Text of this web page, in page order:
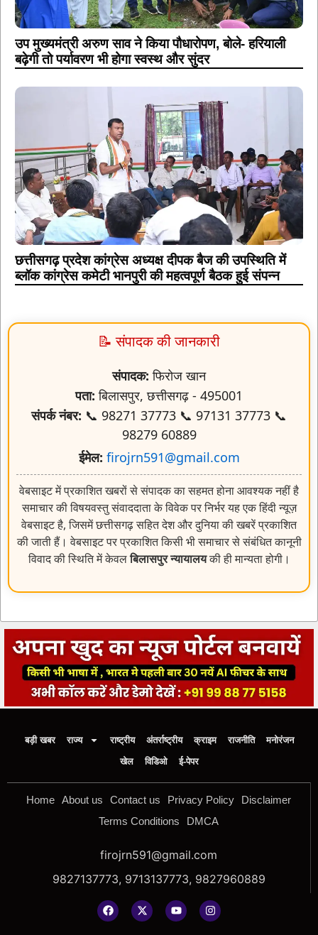
उप मुख्यमंत्री अरुण साव ने किया पौधारोपण, बोले- हरियाली
बढ़ेगी तो पर्यावरण भी होगा स्वस्थ और सुंदर
छत्तीसगढ़ प्रदेश कांग्रेस अध्यक्ष दीपक बैज की उपस्थिति में
ब्लॉक कांग्रेस कमेटी भानपुरी की महत्वपूर्ण बैठक हुई संपन्न
📝 संपादक की जानकारी
संपादक: फिरोज खान
पता: बिलासपुर, छत्तीसगढ़ - 495001
संपर्क नंबर: 📞 98271 37773 📞 97131 37773 📞
98279 60889
ईमेल: firojrn591@gmail.com
वेबसाइट में प्रकाशित खबरों से संपादक का सहमत होना आवश्यक नहीं है
समाचार की विषयवस्तु संवाददाता के विवेक पर निर्भर यह एक हिंदी न्यूज़
वेबसाइट है, जिसमें छत्तीसगढ़ सहित देश और दुनिया की खबरें प्रकाशित
की जाती हैं। वेबसाइट पर प्रकाशित किसी भी समाचार से संबंधित कानूनी
विवाद की स्थिति में केवलबिलासपुर न्यायालयकी ही मान्यता होगी।
बड़ी खबर राज्य राष्ट्रीय अंतर्राष्ट्रीय क्राइम राजनीति
मनोरंजन
खेल
विडिओ ई-पेपर
Home About us Contact us Privacy Policy
Disclaimer
Terms Conditions
DMCA
firojrn591@gmail.com
9827137773, 9713137773, 9827960889